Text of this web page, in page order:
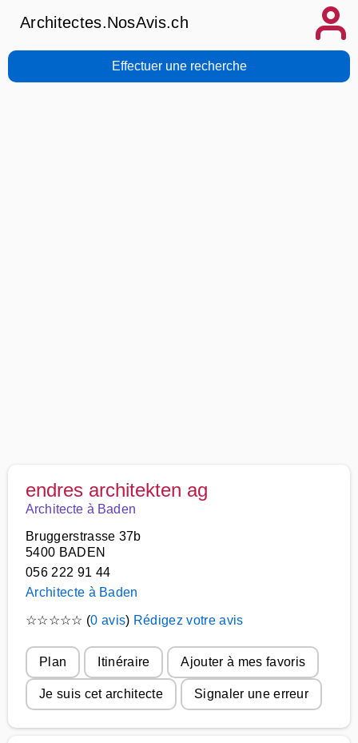
Architectes.NosAvis.ch
Effectuer une recherche
endres architekten ag
Architecte à Baden
Bruggerstrasse 37b
5400 BADEN
056 222 91 44
Architecte à Baden
☆☆☆☆☆ (0 avis) Rédigez votre avis
Plan Itinéraire Ajouter à mes favoris
Je suis cet architecte Signaler une erreur